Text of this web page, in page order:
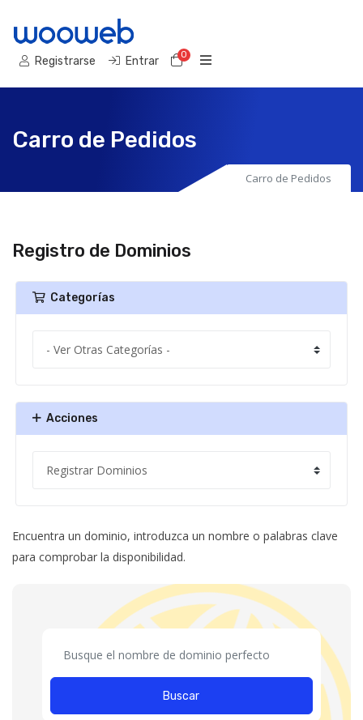
Registrarse Entrar 0Carro de Pedidos
Carro de Pedidos
Carro de Pedidos
Registro de Dominios
Categorías
Acciones
Encuentra un dominio, introduzca un nombre o palabras clave
para comprobar la disponibilidad.
Buscar